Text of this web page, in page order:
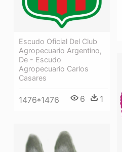
Escudo Oficial Del Club
Agropecuario Argentino,
De - Escudo
Agropecuario Carlos
Casares
1476*1476 6 1